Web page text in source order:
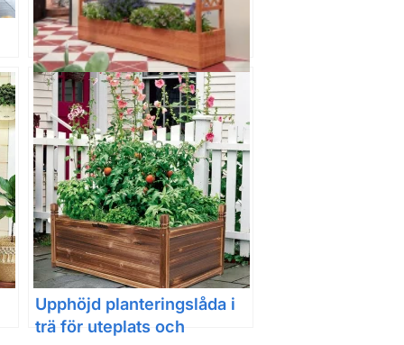
Upphöjd odlingslåda i trä
med spaljé, tak och
sidostöd för klätterväxter
Upphöjd planteringslåda i
trä för uteplats och